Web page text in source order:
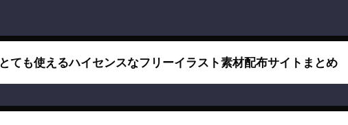
とても使えるハイセンスなフリーイラスト素材配布サイトまとめ